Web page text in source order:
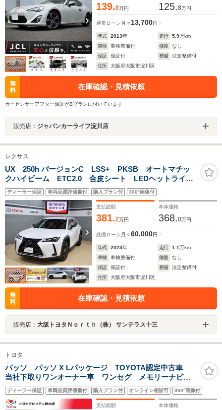
139.8万円 125.8万円
通常ローン 月々 13,700円
年式 2013年 走行 5.9万km
車検
車検整備付 修復
なし
保証
保証付 整備
法定整備付
住所
大阪府大阪市淀川区
無
料
在庫確認・見積依頼
カーセンサーアフター保証がBプランに付いています
販売店： ジャパンカーライフ淀川店
レクサス
UX 250h バージョンC LSS+ PKSB オートマチッ
クハイビーム ETC2.0 合皮シート LEDヘットライ
ト バックモニター 車線逸脱警報装置
ディーラー保証 車両品質評価書付 購入プラン付 360°画像付
支払総額
381.2万円
本体価格
368.0万円
残価ローン 月々60,000円
年式 2023年 走行 1.1万km
車検
車検整備付 修復
なし
保証
保証付 整備
法定整備付
住所
大阪府大阪市淀川区
無
料
在庫確認・見積依頼
販売店： 大阪トヨタＮｏｒｔｈ（株） サンテラス十三
トヨタ
パッソ パッソ X Lパッケージ TOYOTA認定中古車
当社下取りワンオーナー車 ワンセグ メモリーナビ
ミュージックプレイヤー接続 バックカメラ 衝突被害
軽減システム ドラレコ LEDヘッドランプ ワンオー
ナー 記録簿
ディーラー保証 車両品質評価書付 購入プラン付 オンライン相談可 360°画像付
支払総額 本体価格